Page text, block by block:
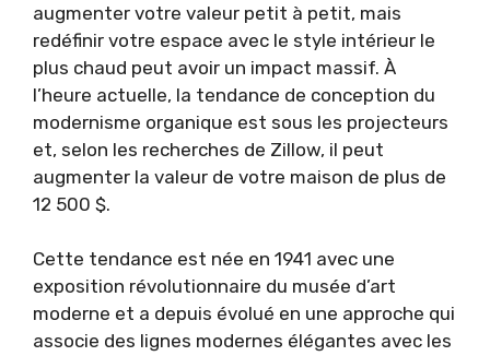
augmenter votre valeur petit à petit, mais
redéfinir votre espace avec le style intérieur le
plus chaud peut avoir un impact massif. À
l’heure actuelle, la tendance de conception du
modernisme organique est sous les projecteurs
et, selon les recherches de Zillow, il peut
augmenter la valeur de votre maison de plus de
12 500 $.
Cette tendance est née en 1941 avec une
exposition révolutionnaire du musée d’art
moderne et a depuis évolué en une approche qui
associe des lignes modernes élégantes avec les